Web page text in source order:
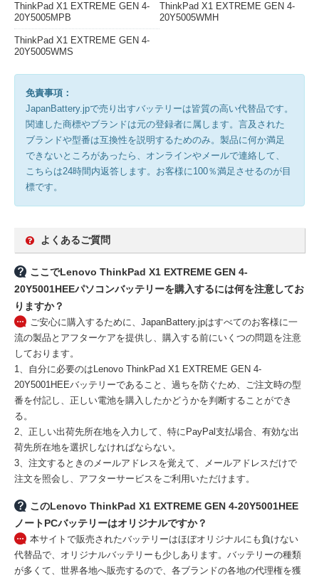
ThinkPad X1 EXTREME GEN 4-
20Y5005MPB
ThinkPad X1 EXTREME GEN 4-
20Y5005WMH
ThinkPad X1 EXTREME GEN 4-
20Y5005WMS
免責事項：
JapanBattery.jpで売り出すバッテリーは皆質の高い代替品です。
関連した商標やブランドは元の登録者に属します。言及された
ブランドや型番は互換性を説明するためのみ。製品に何か満足
できないところがあったら、オンラインやメールで連絡して、
こちらは24時間内返答します。お客様に100％満足させるのが目
標です。
よくあるご質問
ここでLenovo ThinkPad X1 EXTREME GEN 4-
20Y5001HEEパソコンバッテリーを購入するには何を注意してお
りますか？
ご安心に購入するために、JapanBattery.jpはすべてのお客様に一
流の製品とアフターケアを提供し、購入する前にいくつの問題を注意
しております。
1、自分に必要のはLenovo ThinkPad X1 EXTREME GEN 4-
20Y5001HEEバッテリーであること、過ちを防ぐため、ご注文時の型
番を付記し、正しい電池を購入したかどうかを判断することができ
る。
2、正しい出荷先所在地を入力して、特にPayPal支払場合、有効な出
荷先所在地を選択しなければならない。
3、注文するときのメールアドレスを覚えて、メールアドレスだけで
注文を照会し、アフターサービスをご利用いただけます。
このLenovo ThinkPad X1 EXTREME GEN 4-20Y5001HEE
ノートPCバッテリーはオリジナルですか？
本サイトで販売されたバッテリーはほぼオリジナルにも負けない
代替品で、オリジナルバッテリーも少しあります。バッテリーの種類
が多くて、世界各地へ販売するので、各ブランドの各地の代理権を獲